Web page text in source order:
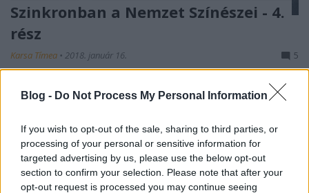
Blog - Do Not Process My Personal Information
If you wish to opt-out of the sale, sharing to third parties, or
processing of your personal or sensitive information for
targeted advertising by us, please use the below opt-out
section to confirm your selection. Please note that after your
opt-out request is processed you may continue seeing
Szinkronban a Nemzet Színészei - 4.
rész
Karsa Tímea • 2018. január 16. 5
A sorozat első három részében
megismerkedhettetek a jelenlegi nemzet
színész, akik már nem lehetnek köztünk, de mind
megérdemelten tartoztak a Nemzet Színészei közé. A
sorozat ezen, utolsó epizódjában szubjektíven
megemlékezem azon tagokról, akik mély…